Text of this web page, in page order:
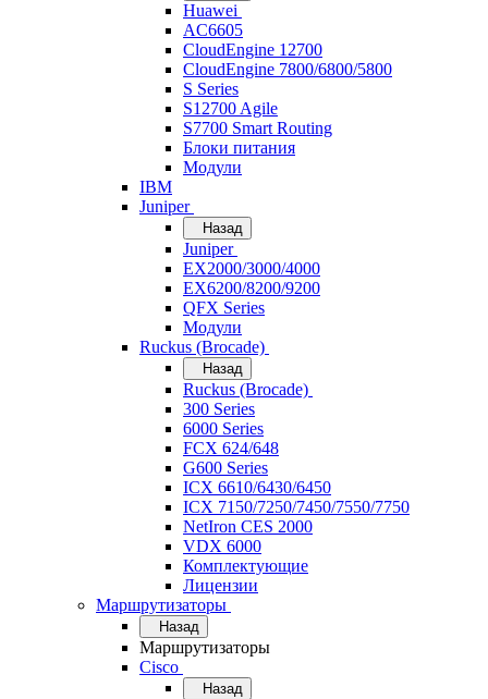
Huawei
AC6605
CloudEngine 12700
CloudEngine 7800/6800/5800
S Series
S12700 Agile
S7700 Smart Routing
Блоки питания
Модули
IBM
Juniper
Назад
Juniper
EX2000/3000/4000
EX6200/8200/9200
QFX Series
Модули
Ruckus (Brocade)
Назад
Ruckus (Brocade)
300 Series
6000 Series
FCX 624/648
G600 Series
ICX 6610/6430/6450
ICX 7150/7250/7450/7550/7750
NetIron CES 2000
VDX 6000
Комплектующие
Лицензии
Маршрутизаторы
Назад
Маршрутизаторы
Cisco
Назад